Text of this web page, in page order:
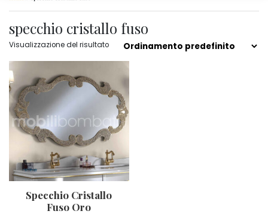
specchio cristallo fuso
Visualizzazione del risultato
Specchio Cristallo
Fuso Oro